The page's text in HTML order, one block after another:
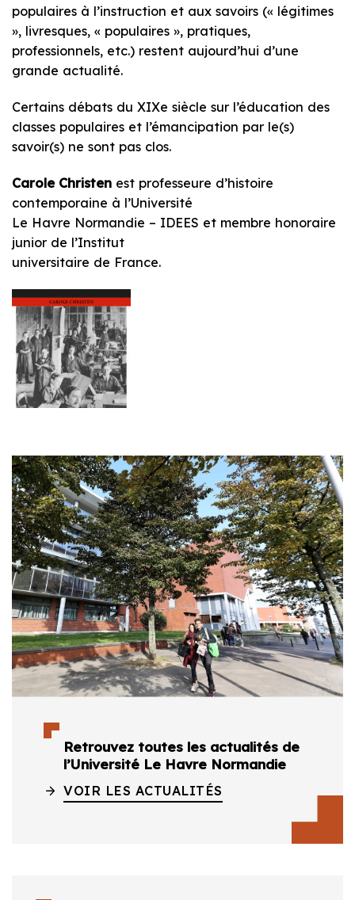
populaires à l’instruction et aux savoirs (« légitimes
», livresques, « populaires », pratiques,
professionnels, etc.) restent aujourd’hui d’une
grande actualité.
Certains débats du XIXe siècle sur l’éducation des
classes populaires et l’émancipation par le(s)
savoir(s) ne sont pas clos.
Carole Christen est professeure d’histoire
contemporaine à l’Université
Le Havre Normandie – IDEES et membre honoraire
junior de l’Institut
universitaire de France.
Retrouvez toutes les actualités de
l’Université Le Havre Normandie
VOIR LES ACTUALITÉS